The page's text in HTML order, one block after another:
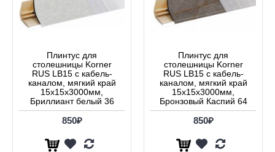
Плинтус для
столешницы Korner
RUS LB15 с кабель-
каналом, мягкий край
15х15x3000мм,
Бриллиант белый 36
850₽
Плинтус для
столешницы Korner
RUS LB15 с кабель-
каналом, мягкий край
15х15x3000мм,
Бронзовый Каспий 64
850₽